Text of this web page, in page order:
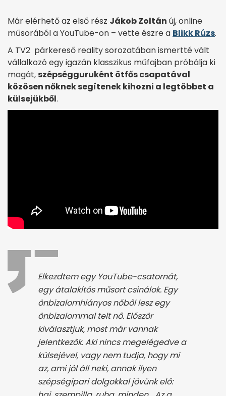
Már elérhető az első rész Jákob Zoltán új, online
műsorából a YouTube-on – vette észre a Blikk Rúzs.
A TV2 párkereső reality sorozatában ismertté vált
vállalkozó egy igazán klasszikus műfajban próbálja ki
magát, szépségguruként ötfős csapatával
közösen nőknek segítenek kihozni a legtöbbet a
külsejükből.
Elkezdtem egy YouTube-csatornát,
egy átalakítós műsort csinálok. Egy
önbizalomhiányos nőből lesz egy
önbizalommal telt nő. Először
kiválasztjuk, most már vannak
jelentkezők. Aki nincs megelégedve a
külsejével, vagy nem tudja, hogy mi
az, ami jól áll neki, annak ilyen
szépségipari dolgokkal jövünk elő: